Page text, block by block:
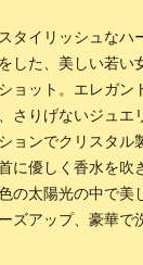
タイリッシュなハ
した、美しい若い
ョット。エレガン
さりげないジュエ
ョンでクリスタル
に優しく香水を吹
の太陽光の中で美
ズアップ、豪華で